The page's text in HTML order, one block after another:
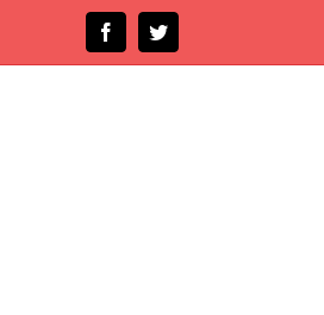
FacebookTwitter